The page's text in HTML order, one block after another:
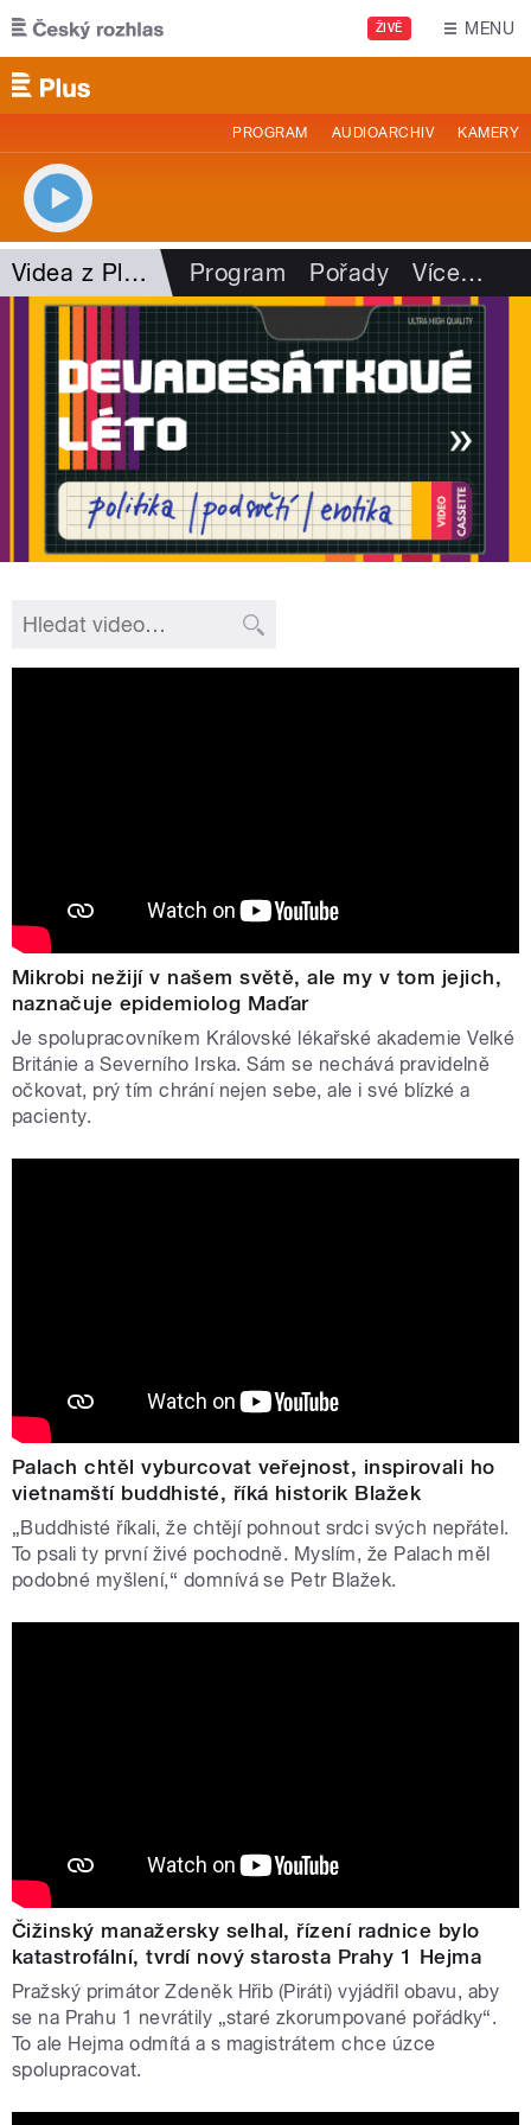
Přejít k hlavnímu obsahu
ŽIVĚ MENU
PROGRAM AUDIOARCHIV KAMERY
Videa z Plusu Program Pořady Více…
Mikrobi nežijí v našem světě, ale my v tom jejich,
naznačuje epidemiolog Maďar
Je spolupracovníkem Královské lékařské akademie Velké
Británie a Severního Irska. Sám se nechává pravidelně
očkovat, prý tím chrání nejen sebe, ale i své blízké a
pacienty.
Palach chtěl vyburcovat veřejnost, inspirovali ho
vietnamští buddhisté, říká historik Blažek
„Buddhisté říkali, že chtějí pohnout srdci svých nepřátel.
To psali ty první živé pochodně. Myslím, že Palach měl
podobné myšlení,“ domnívá se Petr Blažek.
Čižinský manažersky selhal, řízení radnice bylo
katastrofální, tvrdí nový starosta Prahy 1 Hejma
Pražský primátor Zdeněk Hřib (Piráti) vyjádřil obavu, aby
se na Prahu 1 nevrátily „staré zkorumpované pořádky“.
To ale Hejma odmítá a s magistrátem chce úzce
spolupracovat.